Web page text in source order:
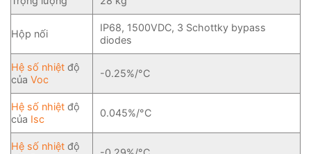
Hộp nối
IP68, 1500VDC, 3 Schottky bypass
diodes
Hệ số nhiệt độ
của Voc
-0.25%/°C
Hệ số nhiệt độ
của Isc
0.045%/°C
Hệ số nhiệt độ